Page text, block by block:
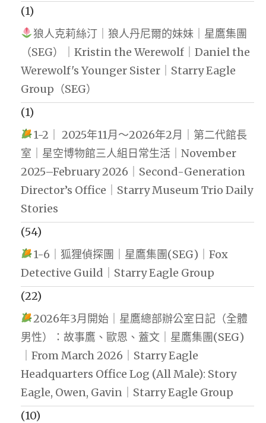
(1)
狼人克莉絲汀｜狼人丹尼爾的妹妹｜星鷹集團
（SEG）｜Kristin the Werewolf｜Daniel the
Werewolf's Younger Sister｜Starry Eagle
Group（SEG）
(1)
1-2｜ 2025年11月～2026年2月｜第二代館長
室｜星空博物館三人組日常生活｜November
2025–February 2026｜Second-Generation
Director’s Office｜Starry Museum Trio Daily
Stories
(54)
1-6｜狐狸偵探團｜星鷹集團(SEG)｜Fox
Detective Guild｜Starry Eagle Group
(22)
2026年3月開始｜星鷹總部辦公室日記（全體
男性）：故事鷹、歐恩、蓋文｜星鷹集團(SEG)
｜From March 2026｜Starry Eagle
Headquarters Office Log (All Male): Story
Eagle, Owen, Gavin｜Starry Eagle Group
(10)